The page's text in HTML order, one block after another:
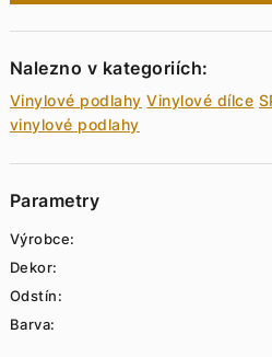
Nalezno v kategoriích:
Vinylové podlahy Vinylové dílce
vinylové podlahy
Parametry
Výrobce:
Dekor:
Odstín:
Barva: